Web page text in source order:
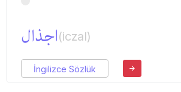
اجذال(iczal)
İngilizce Sözlük